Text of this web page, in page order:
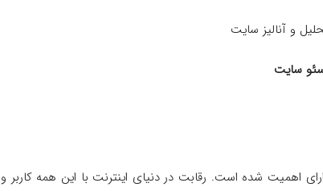
سایت
اهمیت شده است. رقابت در دنیای اینترنت با این همه کاربر و